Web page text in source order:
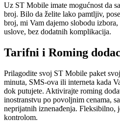
Uz ST Mobile imate mogućnost da
broj. Bilo da želite lako pamtljiv,
broj, mi Vam dajemo slobodu
uslove, bez dodatnih komplikacija.
Tarifni i Roming
Prilagodite svoj ST Mobile paket
minuta, SMS-ova ili interneta kada
dok putujete. Aktivirajte roming
inostranstvu po povoljnim cenama,
neprijatnih iznenađenja. Fleksibilno,
kontrolom.